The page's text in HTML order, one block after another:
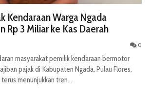
Kendaraan Warga Ngada
Rp 3 Miliar ke Kas Daerah
0
masyarakat pemilik kendaraan bermotor
pajak di Kabupaten Ngada, Pulau Flores,
menunjukkan tren...